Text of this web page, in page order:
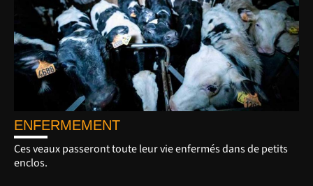
ENFERMEMENT
Ces veaux passeront toute leur vie enfermés dans de petits
enclos.